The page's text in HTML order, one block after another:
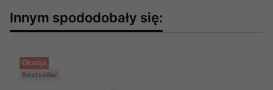
Innym spododobały się:
Okazja
Bestseller